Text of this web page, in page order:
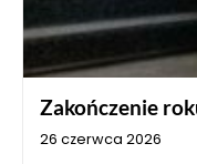
Zakończenie
26 czerwca 2026